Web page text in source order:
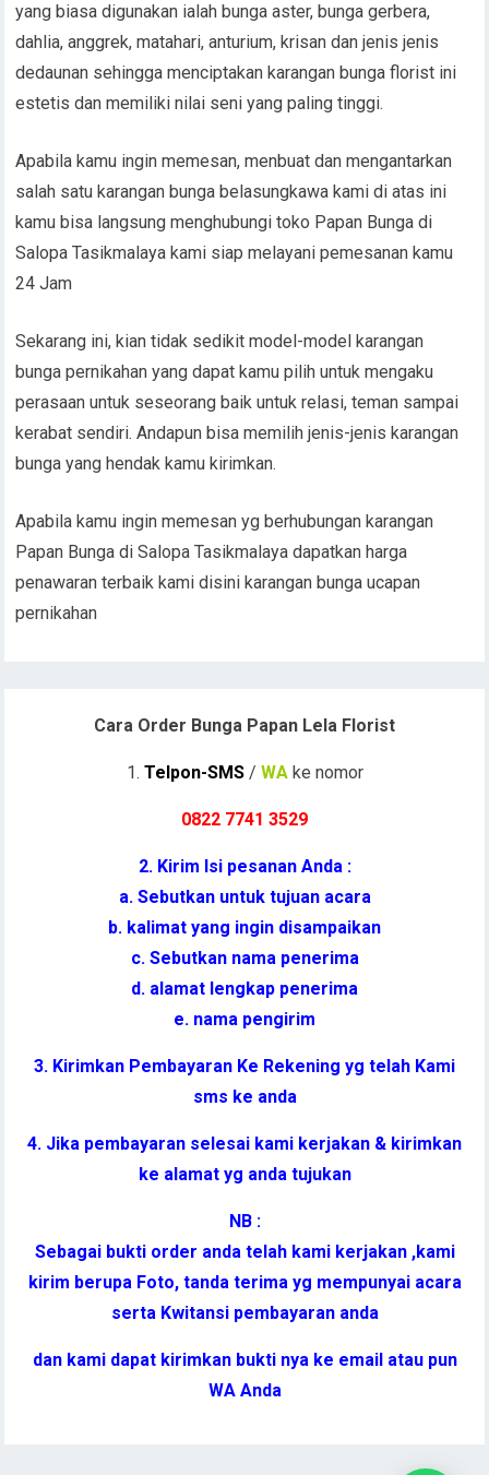
yang biasa digunakan ialah bunga aster, bunga gerbera,
dahlia, anggrek, matahari, anturium, krisan dan jenis jenis
dedaunan sehingga menciptakan karangan bunga florist ini
estetis dan memiliki nilai seni yang paling tinggi.
Apabila kamu ingin memesan, menbuat dan mengantarkan
salah satu karangan bunga belasungkawa kami di atas ini
kamu bisa langsung menghubungi toko Papan Bunga di
Salopa Tasikmalaya kami siap melayani pemesanan kamu
24 Jam
Sekarang ini, kian tidak sedikit model-model karangan
bunga pernikahan yang dapat kamu pilih untuk mengaku
perasaan untuk seseorang baik untuk relasi, teman sampai
kerabat sendiri. Andapun bisa memilih jenis-jenis karangan
bunga yang hendak kamu kirimkan.
Apabila kamu ingin memesan yg berhubungan karangan
Papan Bunga di Salopa Tasikmalaya dapatkan harga
penawaran terbaik kami disini karangan bunga ucapan
pernikahan
Cara Order Bunga Papan Lela Florist
1. Telpon-SMS/ WAke nomor
0822 7741 3529
2. Kirim Isi pesanan Anda :
a. Sebutkan untuk tujuan acara
b. kalimat yang ingin disampaikan
c. Sebutkan nama penerima
d. alamat lengkap penerima
e. nama pengirim
3. Kirimkan Pembayaran Ke Rekening yg telah Kami
sms ke anda
4. Jika pembayaran selesai kami kerjakan & kirimkan
ke alamat yg anda tujukan
NB :
Sebagai bukti order anda telah kami kerjakan ,kami
kirim berupa Foto, tanda terima yg mempunyai acara
serta Kwitansi pembayaran anda
dan kami dapat kirimkan bukti nya ke email atau pun
WA Anda